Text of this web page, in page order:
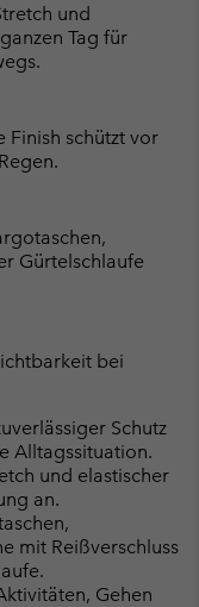
und
Tag für
Finish schützt vor
Gürtelschlaufe
bei
Schutz
Alltagssituation.
und elastischer
an.
mit Reißverschluss
Gehen